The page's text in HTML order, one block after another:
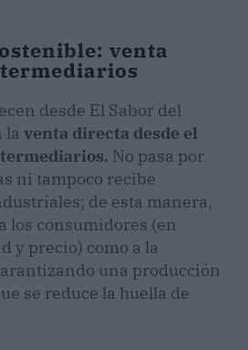
venta
desde El Sabor del
la venta directa desde el
No pasa por
ni tampoco recibe
de esta manera,
los consumidores (en
y precio) como a la
una producción
se reduce la huella de